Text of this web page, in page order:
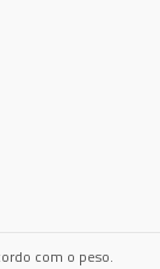
com o peso.